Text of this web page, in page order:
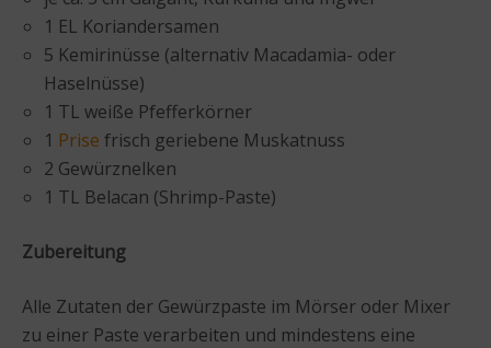
1 EL Koriandersamen
5 Kemirinüsse (alternativ Macadamia- oder
Haselnüsse)
1 TL weiße Pfefferkörner
1 Prise frisch geriebene Muskatnuss
2 Gewürznelken
1 TL Belacan (Shrimp-Paste)
Zubereitung
Alle Zutaten der Gewürzpaste im Mörser oder Mixer
zu einer Paste verarbeiten und mindestens eine